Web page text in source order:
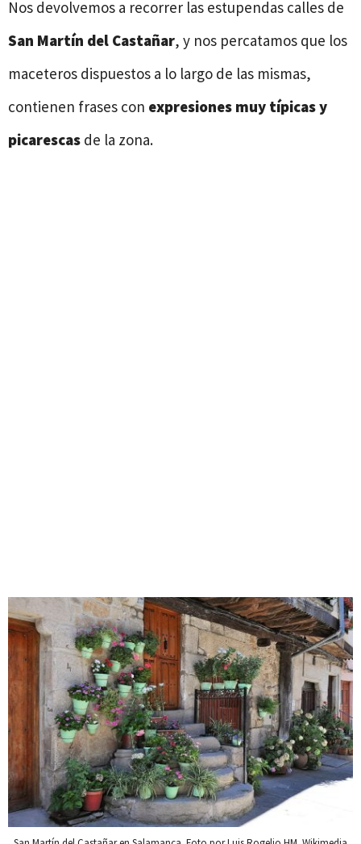
Nos devolvemos a recorrer las estupendas calles de
San Martín del Castañar, y nos percatamos que los
maceteros dispuestos a lo largo de las mismas,
contienen frases con expresiones muy típicas y
picarescas de la zona.